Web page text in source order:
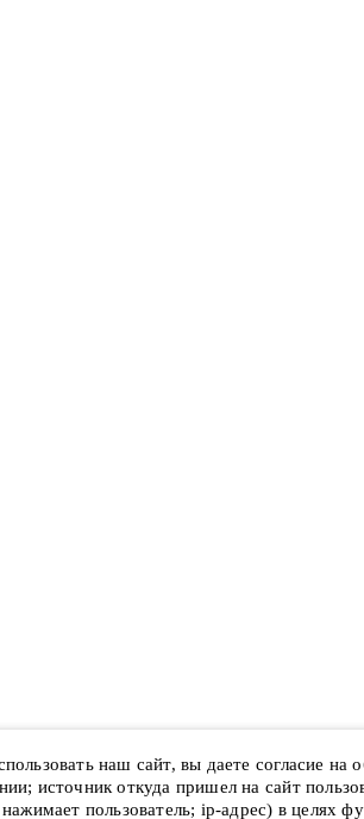
наш сайт, вы даете согласие на
источник откуда пришел на сайт
пользователь; ip-адрес) в целях